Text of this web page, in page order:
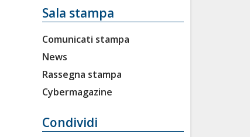
Sala stampa
Comunicati stampa
News
Rassegna stampa
Cybermagazine
Condividi